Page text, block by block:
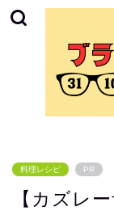
料理レシピ PR
【カズレ